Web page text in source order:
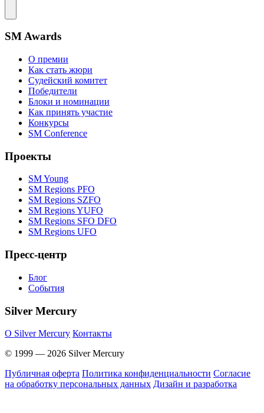
SM Awards
О премии
Как стать жюри
Судейский комитет
Победители
Блоки и номинации
Как принять участие
Конкурсы
SM Conference
Проекты
SM Young
SM Regions PFO
SM Regions SZFO
SM Regions YUFO
SM Regions SFO DFO
SM Regions UFO
Пресс-центр
Блог
События
Silver Mercury
O Silver Mercury Контакты
© 1999 — 2026 Silver Mercury
Публичная оферта Политика конфиденциальности Согласие
на обработку персональных данных Дизайн и разработка